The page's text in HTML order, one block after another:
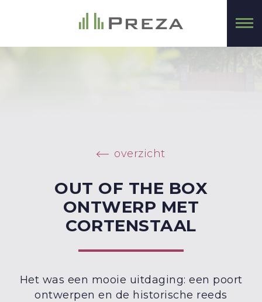
overzicht
OUT OF THE BOX
ONTWERP MET
CORTENSTAAL
Het was een mooie uitdaging: een poort
ontwerpen en de historische reeds